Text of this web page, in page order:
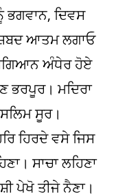
ਭਗਵਾਨ, ਦਿਵਸ
ਆਤਮ ਲਗਾਓ
ਅੰਧੇਰ ਹੋਏ
ਭਰਪੂਰ। ਮਦਿਰਾ
ਸੂਰ।
ਹਿਰਦੇ ਵਸੇ ਜਿਸ
ਸਾਚਾ ਲਹਿਣਾ
ਪੇਖੋ ਤੀਜੇ ਨੈਣਾ।